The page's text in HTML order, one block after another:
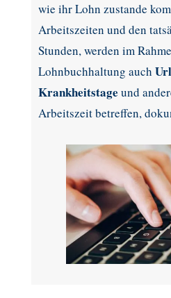
wie ihr Lohn zustande
Arbeitszeiten und den
Stunden, werden im
Lohnbuchhaltung auch
Krankheitstage und
Arbeitszeit betreffen,